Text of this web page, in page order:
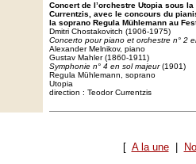
Concert de l’orchestre Utopia sous
Currentzis, avec le concours du
la soprano Regula Mühlemann au
Dmitri Chostakovitch (1906-1975)
Concerto pour piano et orchestre n° 2
Alexander Melnikov, piano
Gustav Mahler (1860-1911)
Symphonie n° 4 en sol majeur(1901)
Regula Mühlemann, soprano
Utopia
direction : Teodor Currentzis
[ A la une|